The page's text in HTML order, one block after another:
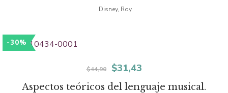
original
Disney, Roy
-30%
Aspectos teóricos del lenguaje musical.
$44,90
El
precio
$31,43El
precio